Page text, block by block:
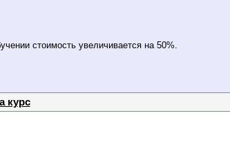
стоимость увеличивается на 50%.
курс